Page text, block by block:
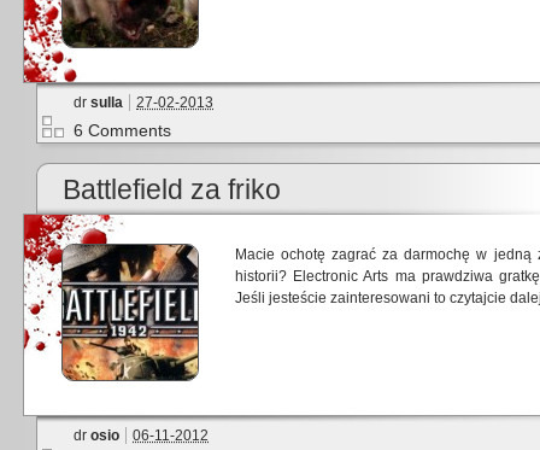
dr sulla 27-02-2013
6 Comments
Battlefield za friko
Macie ochotę zagrać za darmochę w
historii? Electronic Arts ma prawdziwa
Jeśli jesteście zainteresowani to czytajcie
dr osio 06-11-2012